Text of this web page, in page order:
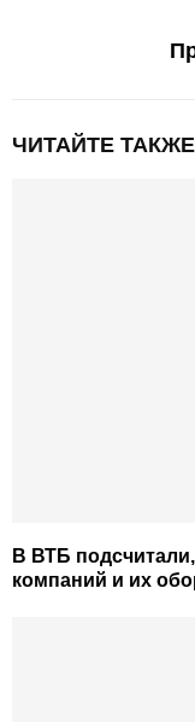
ЧИТАЙТЕ ТАКЖЕ
В ВТБ
компаний и их